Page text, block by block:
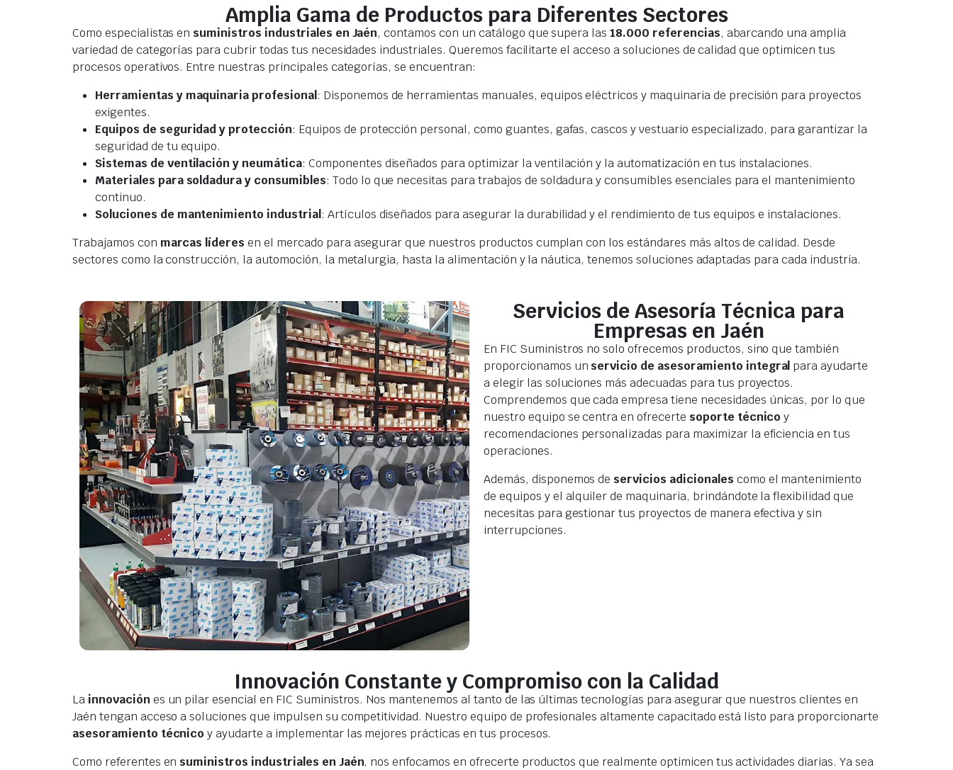
Amplia Gama de Productos para Diferentes Sectores
Como especialistas en suministros industriales en Jaén, contamos con un catálogo que supera las18.000 referencias, abarcando una amplia
variedad de categorías para cubrir todas tus necesidades industriales. Queremos facilitarte el acceso a soluciones de calidad que optimicen tus
procesos operativos. Entre nuestras principales categorías, se encuentran:
Herramientas y maquinaria profesional: Disponemos de herramientas manuales, equipos eléctricos y maquinaria de precisión para proyectos
exigentes.
Equipos de seguridad y protección: Equipos de protección personal, como guantes, gafas, cascos y vestuario especializado, para garantizar la
seguridad de tu equipo.
Sistemas de ventilación y neumática: Componentes diseñados para optimizar la ventilación y la automatización en tus instalaciones.
Materiales para soldadura y consumibles: Todo lo que necesitas para trabajos de soldadura y consumibles esenciales para el mantenimiento
continuo.
Soluciones de mantenimiento industrial: Artículos diseñados para asegurar la durabilidad y el rendimiento de tus equipos e instalaciones.
Trabajamos con marcas líderes en el mercado para asegurar que nuestros productos cumplan con los estándares más altos de calidad. Desde
sectores como la construcción, la automoción, la metalurgia, hasta la alimentación y la náutica, tenemos soluciones adaptadas para cada industria.
Servicios de Asesoría Técnica para
Empresas en Jaén
En FIC Suministros no solo ofrecemos productos, sino que también
proporcionamos un servicio de asesoramiento integral para ayudarte
a elegir las soluciones más adecuadas para tus proyectos.
Comprendemos que cada empresa tiene necesidades únicas, por lo que
nuestro equipo se centra en ofrecerte soporte técnico y
recomendaciones personalizadas para maximizar la eficiencia en tus
operaciones.
Además, disponemos de servicios adicionales como el mantenimiento
de equipos y el alquiler de maquinaria, brindándote la flexibilidad que
necesitas para gestionar tus proyectos de manera efectiva y sin
interrupciones.
Innovación Constante y Compromiso con la Calidad
La innovaciónes un pilar esencial en FIC Suministros. Nos mantenemos al tanto de las últimas tecnologías para asegurar que nuestros clientes en
Jaén tengan acceso a soluciones que impulsen su competitividad. Nuestro equipo de profesionales altamente capacitado está listo para proporcionarte
asesoramiento técnico y ayudarte a implementar las mejores prácticas en tus procesos.
Como referentes en suministros industriales en Jaén, nos enfocamos en ofrecerte productos que realmente optimicen tus actividades diarias. Ya sea